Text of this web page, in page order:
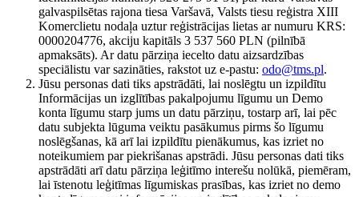
galvaspilsētas rajona tiesa Varšavā, Valsts tiesu reģistra XIII
Komerclietu nodaļa uztur reģistrācijas lietas ar numuru KRS:
0000204776, akciju kapitāls 3 537 560 PLN (pilnībā
apmaksāts). Ar datu pārziņa iecelto datu aizsardzības
speciālistu var sazināties, rakstot uz e-pastu: odo@tms.pl.
Jūsu personas dati tiks apstrādāti, lai noslēgtu un izpildītu
Informācijas un izglītības pakalpojumu līgumu un Demo
konta līgumu starp jums un datu pārziņu, tostarp arī, lai pēc
datu subjekta lūguma veiktu pasākumus pirms šo līgumu
noslēgšanas, kā arī lai izpildītu pienākumus, kas izriet no
noteikumiem par piekrišanas apstrādi. Jūsu personas dati tiks
apstrādāti arī datu pārziņa leģitīmo interešu nolūkā, piemēram,
lai īstenotu leģitīmas līgumiskas prasības, kas izriet no demo